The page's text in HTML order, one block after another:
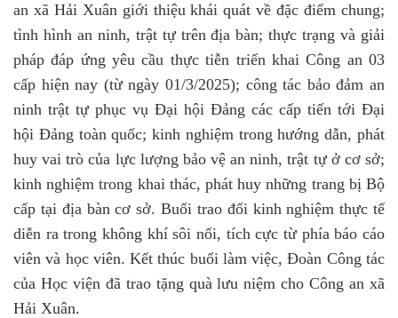
an xã Hải Xuân giới thiệu khái quát về đặc điểm chung;
tình hình an ninh, trật tự trên địa bàn; thực trạng và giải
pháp đáp ứng yêu cầu thực tiễn triển khai Công an 03
cấp hiện nay (từ ngày 01/3/2025); công tác bảo đảm an
ninh trật tự phục vụ Đại hội Đảng các cấp tiến tới Đại
hội Đảng toàn quốc; kinh nghiệm trong hướng dẫn, phát
huy vai trò của lực lượng bảo vệ an ninh, trật tự ở cơ sở;
kinh nghiệm trong khai thác, phát huy những trang bị Bộ
cấp tại địa bàn cơ sở. Buổi trao đổi kinh nghiệm thực tế
diễn ra trong không khí sôi nổi, tích cực từ phía báo cáo
viên và học viên. Kết thúc buổi làm việc, Đoàn Công tác
của Học viện đã trao tặng quà lưu niệm cho Công an xã
Hải Xuân.